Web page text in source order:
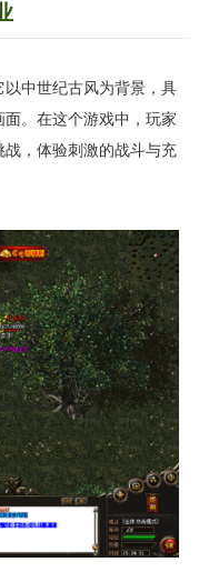
中世纪古风为背景，具
。在这个游戏中，玩家
，体验刺激的战斗与充